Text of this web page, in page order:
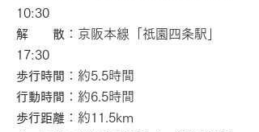
10:30
解 散 ：京阪本線「祇園四条駅」
17:30
歩行時間 ：約5.5時間
行動時間 ：約6.5時間
歩行距離 ：約11.5km